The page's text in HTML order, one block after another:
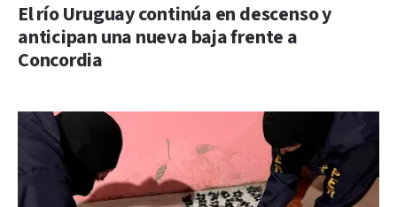
El río Uruguay continúa en descenso y
anticipan una nueva baja frente a
Concordia